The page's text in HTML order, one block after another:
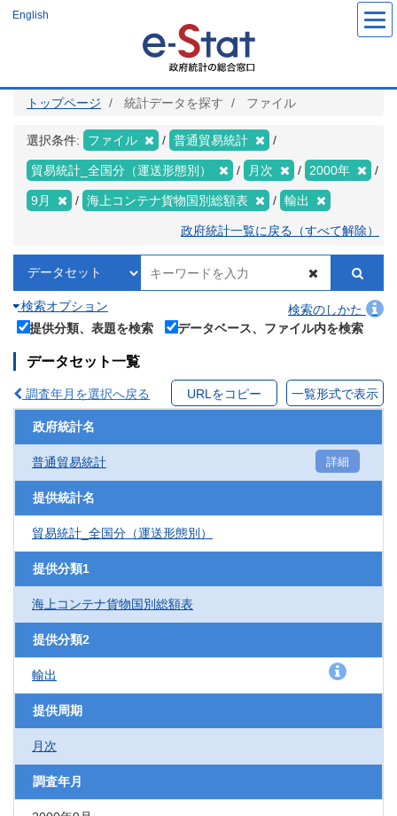
ツ
English
トップページ 統計データを探す ファイル
選択条件: ファイル 普通貿易統計
貿易統計_全国分（運送形態別） 月次 2000年
9月 海上コンテナ貨物国別総額表 輸出
政府統計一覧に戻る（すべて解除）
検索オプション
検索のしかた
提供分類、表題を検索
データベース、ファイル内を検索
データセット一覧
調査年月を選択へ戻る URLをコピー 一覧形式で表示
政府統計名
普通貿易統計 詳細
提供統計名
貿易統計_全国分（運送形態別）
提供分類1
海上コンテナ貨物国別総額表
提供分類2
輸出
提供周期
月次
調査年月